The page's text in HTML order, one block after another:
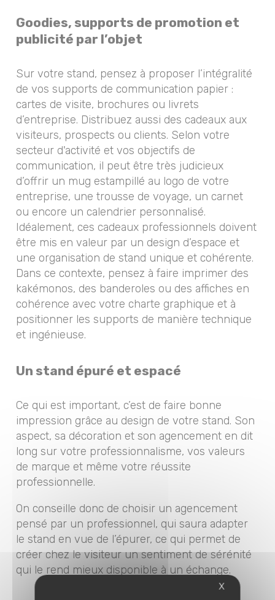
Goodies, supports de promotion et
publicité par l’objet
Sur votre stand, pensez à proposer l’intégralité
de vos supports de communication papier :
cartes de visite, brochures ou livrets
d’entreprise. Distribuez aussi des cadeaux aux
visiteurs, prospects ou clients. Selon votre
secteur d'activité et vos objectifs de
communication, il peut être très judicieux
d’offrir un mug estampillé au logo de votre
entreprise, une trousse de voyage, un carnet
ou encore un calendrier personnalisé.
Idéalement, ces cadeaux professionnels doivent
être mis en valeur par un design d’espace et
une organisation de stand unique et cohérente.
Dans ce contexte, pensez à faire imprimer des
kakémonos, des banderoles ou des affiches en
cohérence avec votre charte graphique et à
positionner les supports de manière technique
et ingénieuse.
Un stand épuré et espacé
Ce qui est important, c’est de faire bonne
impression grâce au design de votre stand. Son
aspect, sa décoration et son agencement en dit
long sur votre professionnalisme, vos valeurs
de marque et même votre réussite
professionnelle.
On conseille donc de choisir un agencement
pensé par un professionnel, qui saura adapter
le stand en vue de l’épurer, ce qui permet de
créer chez le visiteur un sentiment de sérénité
qui le rend mieux disponible à un échange.
X